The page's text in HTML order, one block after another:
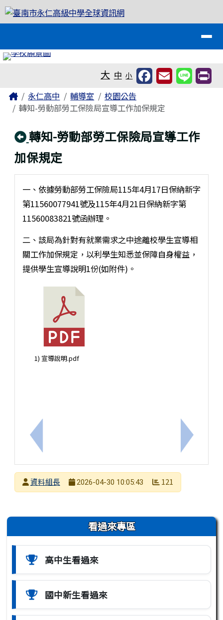
跳至主內容區
臺南市永仁高級中學全球資訊網
大 中 小
主內容區域
Home永仁高中 輔導室
校園公告
轉知-勞動部勞工保險局宣導工作加保規定
回上頁
轉知-勞動部勞工保險局宣導工作
加保規定
上一筆：轉知-勞發署技能檢定中心辦理115年度第2
一、依據勞動部勞工保險局115年4月17日保納新字
第11560077941號及115年4月21日保納新字第
11560083821號函辦理。
二、該局為針對有就業需求之中途離校學生宣導相
關工作加保規定，以利學生知悉並保障自身權益，
提供學生宣導說明1份(如附件)。
1) 宣導說明.pdf
下一筆：
發布者
資料組長
2026-04-30 10:05:43 121
左邊區域內容 看過來專區
高中生看過來
國中新生看過來
頁尾區域